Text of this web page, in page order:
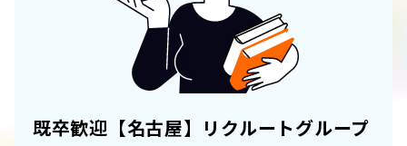
既卒歓迎【名古屋】リクルートグループ